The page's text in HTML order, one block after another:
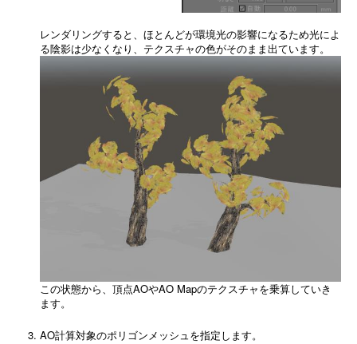
レンダリングすると、ほとんどが環境光の影響になるため光によ
る陰影は少なくなり、テクスチャの色がそのまま出ています。
この状態から、頂点AOやAO Mapのテクスチャを乗算していき
ます。
AO計算対象のポリゴンメッシュを指定します。